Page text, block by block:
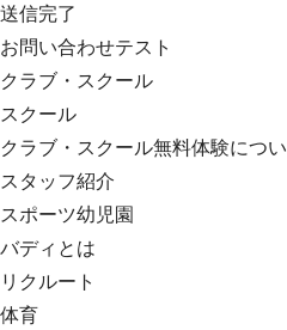
送信完了
お問い合わせテスト
クラブ・スクール
スクール
クラブ・スクール無料体験につ
スタッフ紹介
スポーツ幼児園
バディとは
リクルート
体育